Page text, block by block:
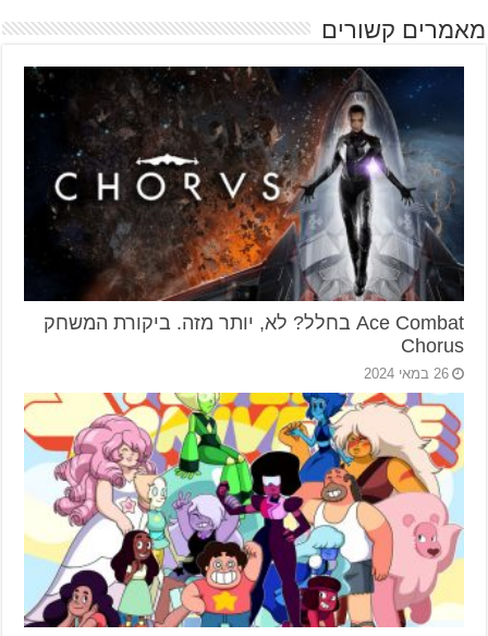
מאמרים קשורים
Ace Combat בחלל? לא, יותר מזה. ביקורת המשחק
Chorus
26 במאי 2024